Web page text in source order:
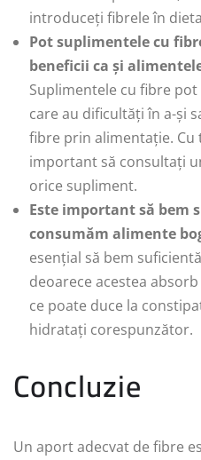
introduceți fibrele în
Pot suplimentele cu
beneficii ca și
Suplimentele cu fibre
care au dificultăți în a-și
fibre prin alimentație. Cu
important să consultați
orice supliment.
Este important să bem
consumăm alimente
esențial să bem
deoarece acestea
ce poate duce la
hidratați corespunzător.
Concluzie
Un aport adecvat de fibre